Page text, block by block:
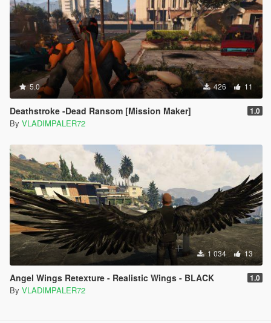
5.0 426 11
Deathstroke -Dead Ransom [Mission Maker] 1.0
By VLADIMPALER72
1 034 13
Angel Wings Retexture - Realistic Wings - BLACK 1.0
By VLADIMPALER72